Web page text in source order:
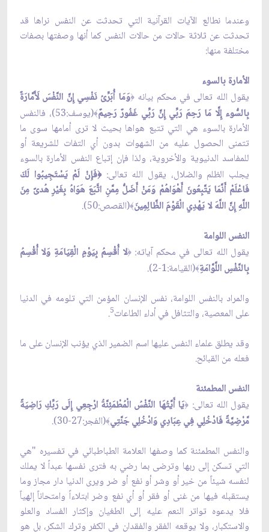
وعندما نطالع الآيات القرآنية التي تحدثت عن النفس نراها قد
تحدثت عن ثلاثة حالات من حالات النفس كما أنها وصفتها بصفات
مختلفة منها:
الأمارة بالسوء
يقول الله تعالى في محكم بيانه﴿وَمَا أُبَرِّىُ نَفْسِي إِنّ‏َ النَّفْسَ لَأَمَّارَةٌ
بِالسُّوء إِلَّا مَا رَحِمَ رَبِّي إِنّ‏َ رَبِّي غَفُورٌ رَحِيمٌ﴾
(يوسف:53)، فالنفس
الأمارة بالسوء هي التي تتبع هواها بحيث لا ترى أمامها سوى ما
تتمنى الحصول عليه من الشهوات بدون أي التفات للشريعة أو
للمفاسد الدنيوية والأخروية، ولذا فإن إتباع النفس الأمارة بالسوء
يجلب الظلم والضلال، يقول الله تعالى:﴿فَإِنْ لَمْ يَسْتَجِيبُوا لَكَ
فَاعْلَمْ أَنَّمَا يَتَّبِعُونَ أَهْوَاهُمْ وَمَنْ أَضَلّ‏ُ مِمَّنِ اتَّبَعَ هَوَاهُ بِغَيْرِ هُدىً مِنَ
اللَّهِ إِنّ‏َ اللَّهَ لا يَهْدِي الْقَوْمَ الظَّالِمِينَ﴾(القصص:50).
النفس اللوامة
يقول الله تعالى في محكم آياته:﴿لا أُقْسِمُ بِيَوْمِ الْقِيَامَةِ وَلا أُقْسِمُ
بِالنَّفْسِ اللَّوَّامَةِ﴾(القيامة:1-2).
والمراد بالنفس اللوامة، نفس الإنسان المؤمن التي تلومه في الدنيا
على المعصية، والتثافل في أداء الطاعات5
.
وقد يطلق علماء النفس عليها اسم الضمير الذي يؤنب الإنسان على ما
فعله من القبائح.
النفس المطمئنة
يقول الله تعالى: ﴿يَا أَيَّتُهَا النَّفْسُ الْمُطْمَئِنَّةُ ارْجِعِي إِلَى رَبِّكِ رَاضِيَةً
مَّرْضِيَّةً فَادْخُلِي فِي عِبَادِي وَادْخُلِي جَنَّتِي﴾(الفجر:27-30).
والنفس المطمئنة كما وصفها العلامة الطباطبائي في تفسيره "هي
التي تسكن إلى ربها وترضى بما رضي به فترى نفسها عبداً لا يملك
لنفسه شيئاً من خير أو وشر أو نفع أو ضر ويرى الدنيا دار مجاز وما
يستقبله فيها من غنى أو فقر أو أي نفع وضر ابتلاءاً وامتحاناً إلهياً
فلا يدعوه تواتر النعم عليه إلى الطغيان وإكثار الفساد والعلو
والاستكبار، ولا يوقعه الفقر والفقدان في الكفر وترك الشكر، بل هو